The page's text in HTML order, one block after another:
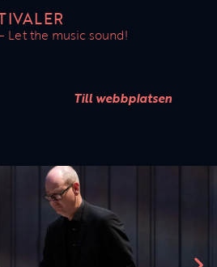
Let the music sound!
Till webbplatsen